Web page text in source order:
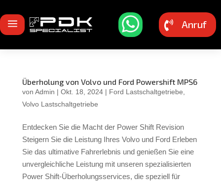
a  Anruf
Überholung von Volvo und Ford Powershift MPS6
von Admin | Okt. 18, 2024| Ford Lastschaltgetriebe
Volvo Lastschaltgetriebe
Entdecken Sie die Macht der Power Shift Revision
Steigern Sie die Leistung Ihres Volvo und Ford Erleben
Sie das ultimative Fahrerlebnis und genießen Sie eine
unvergleichliche Leistung mit unseren spezialisierten
Power Shift-Überholungsservices, die speziell für